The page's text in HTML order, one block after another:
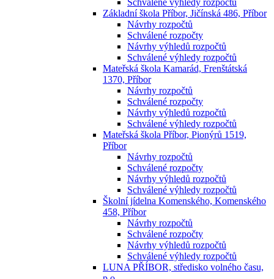
Schválené výhledy rozpočtů
Základní škola Příbor, Jičínská 486, Příbor
Návrhy rozpočtů
Schválené rozpočty
Návrhy výhledů rozpočtů
Schválené výhledy rozpočtů
Mateřská škola Kamarád, Frenštátská
1370, Příbor
Návrhy rozpočtů
Schválené rozpočty
Návrhy výhledů rozpočtů
Schválené výhledy rozpočtů
Mateřská škola Příbor, Pionýrů 1519,
Příbor
Návrhy rozpočtů
Schválené rozpočty
Návrhy výhledů rozpočtů
Schválené výhledy rozpočtů
Školní jídelna Komenského, Komenského
458, Příbor
Návrhy rozpočtů
Schválené rozpočty
Návrhy výhledů rozpočtů
Schválené výhledy rozpočtů
LUNA PŘÍBOR, středisko volného času,